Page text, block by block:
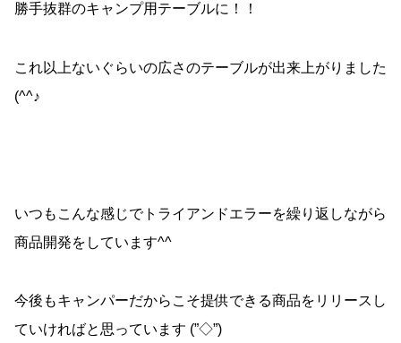
勝手抜群のキャンプ用テーブルに！！
これ以上ないぐらいの広さのテーブルが出来上がりました
(^^♪
いつもこんな感じでトライアンドエラーを繰り返しながら
商品開発をしています^^
今後もキャンパーだからこそ提供できる商品をリリースし
ていければと思っています (”◇”)ゞ